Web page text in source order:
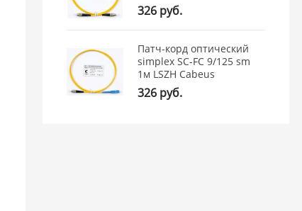
326 руб.
Патч-корд оптический
simplex SC-FC 9/125 sm
1м LSZH Cabeus
326 руб.